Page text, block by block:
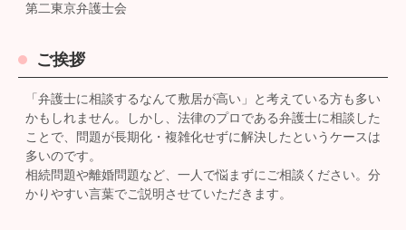
第二東京弁護士会
ご挨拶
「弁護士に相談するなんて敷居が高い」と考えている方も多い
かもしれません。しかし、法律のプロである弁護士に相談した
ことで、問題が長期化・複雑化せずに解決したというケースは
多いのです。
相続問題や離婚問題など、一人で悩まずにご相談ください。分
かりやすい言葉でご説明させていただきます。